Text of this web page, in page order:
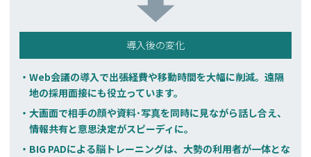
導入後の変化
Web会議の導入で出張経費や移動時間を大幅に削減。遠隔
地の採用面接にも役立っています。
大画面で相手の顔や資料･写真を同時に見ながら話し合え、
情報共有と意思決定がスピーディに。
BIG PADによる脳トレーニングは、大勢の利用者が一体とな